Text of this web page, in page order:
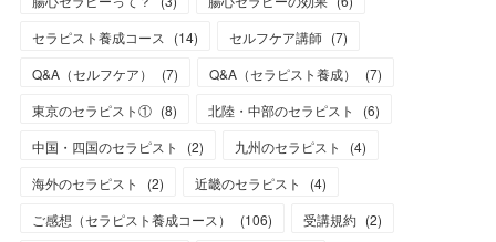
セラピスト養成コース
(14) セルフケア講師 (7)
Q&A（セルフケア）
(7) Q&A（セラピスト養成） (7)
東京のセラピスト① (8) 北陸・中部のセラピスト (6)
中国・四国のセラピスト
(2) 九州のセラピスト (4)
海外のセラピスト
(2) 近畿のセラピスト (4)
ご感想（セラピスト養成コース）
(106) 受講規約 (2)